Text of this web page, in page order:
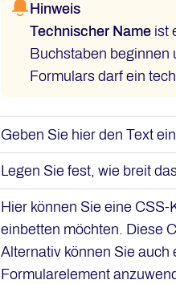
Hinweis
Technischer Name ist
Buchstaben beginnen
Formulars darf ein
Geben Sie hier den Text
Legen Sie fest, wie breit
Hier können Sie eine
einbetten möchten. Diese
Alternativ können Sie
Formularelement